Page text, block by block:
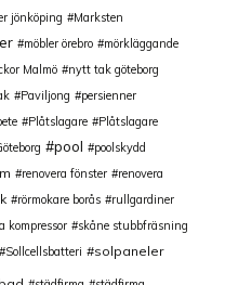
jönköping
Marksten
möbler örebro
mörkläggande
Malmö
nytt tak göteborg
Paviljong
persienner
Plåtslagare
Plåtslagare
pool
poolskydd
renovera fönster
renovera
rörmokare borås
rullgardiner
kompressor
skåne stubbfräsning
Sollcellsbatteri solpaneler